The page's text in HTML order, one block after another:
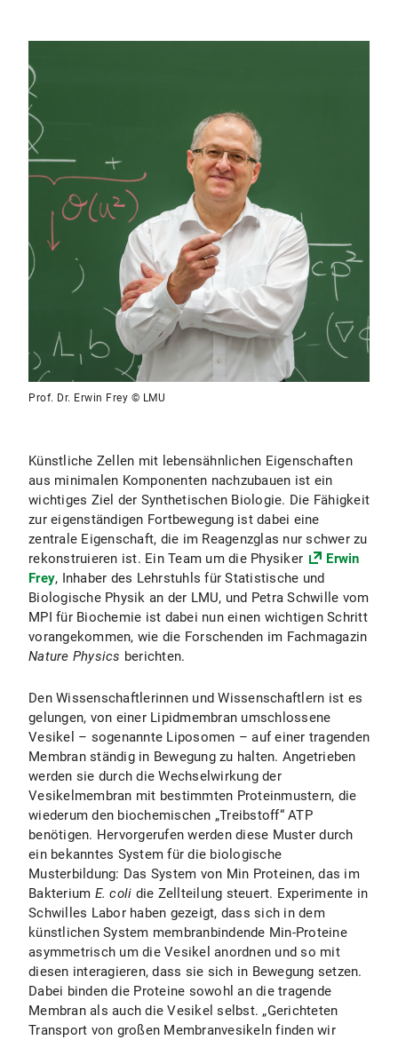
Prof. Dr. Erwin Frey © LMU
Künstliche Zellen mit lebensähnlichen Eigenschaften
aus minimalen Komponenten nachzubauen ist ein
wichtiges Ziel der Synthetischen Biologie. Die Fähigkeit
zur eigenständigen Fortbewegung ist dabei eine
zentrale Eigenschaft, die im Reagenzglas nur schwer zu
rekonstruieren ist. Ein Team um die Physiker
Erwin
Frey, Inhaber des Lehrstuhls für Statistische und
Biologische Physik an der LMU, und Petra Schwille vom
MPI für Biochemie ist dabei nun einen wichtigen Schritt
vorangekommen, wie die Forschenden im Fachmagazin
Nature Physics berichten.
Den Wissenschaftlerinnen und Wissenschaftlern ist es
gelungen, von einer Lipidmembran umschlossene
Vesikel – sogenannte Liposomen – auf einer tragenden
Membran ständig in Bewegung zu halten. Angetrieben
werden sie durch die Wechselwirkung der
Vesikelmembran mit bestimmten Proteinmustern, die
wiederum den biochemischen „Treibstoff“ ATP
benötigen. Hervorgerufen werden diese Muster durch
ein bekanntes System für die biologische
Musterbildung: Das System von Min Proteinen, das im
Bakterium E. coli die Zellteilung steuert. Experimente in
Schwilles Labor haben gezeigt, dass sich in dem
künstlichen System membranbindende Min-Proteine
asymmetrisch um die Vesikel anordnen und so mit
diesen interagieren, dass sie sich in Bewegung setzen.
Dabei binden die Proteine sowohl an die tragende
Membran als auch die Vesikel selbst. „Gerichteten
Transport von großen Membranvesikeln finden wir